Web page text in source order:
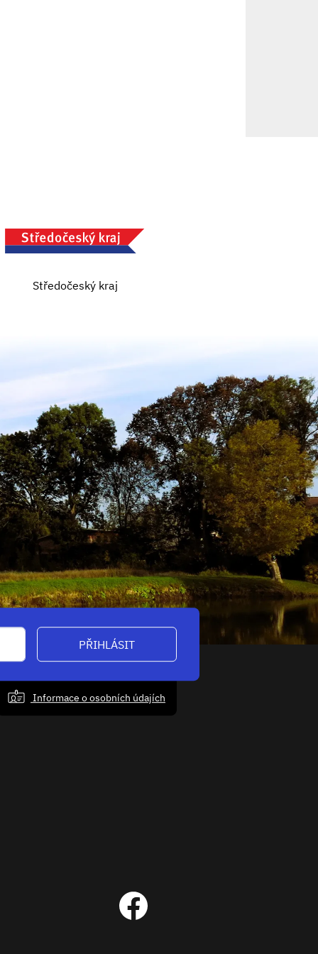
Středočeský kraj
PŘIHLÁSIT
Informace o osobních údajích